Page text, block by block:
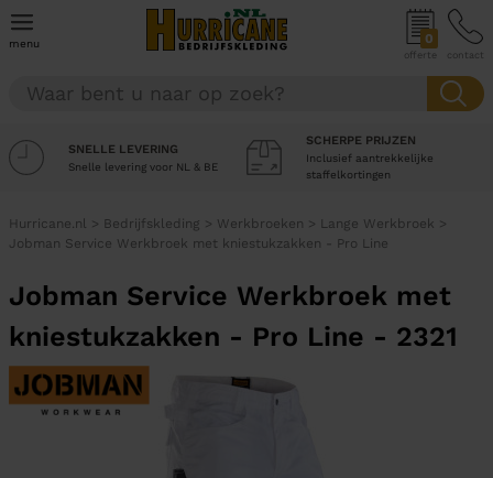
menu 0
offerte contact
SNELLE LEVERING
Snelle levering voor NL & BE
SCHERPE PRIJZEN
Inclusief aantrekkelijke
staffelkortingen
Hurricane.nl > Bedrijfskleding > Werkbroeken > Lange Werkbroek >
Jobman Service Werkbroek met kniestukzakken - Pro Line
Jobman Service Werkbroek met
kniestukzakken - Pro Line - 2321